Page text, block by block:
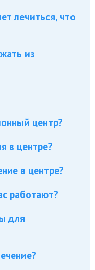
лечиться, что
из
центр?
в центре?
в центре?
работают?
для